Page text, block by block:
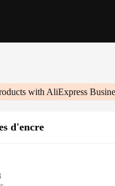
with AliExpress
d'encre